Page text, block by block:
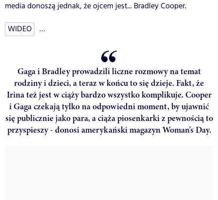
media donoszą jednak, że ojcem jest... Bradley Cooper.
WIDEO …
Gaga i Bradley prowadzili liczne rozmowy na temat
rodziny i dzieci, a teraz w końcu to się dzieje. Fakt, że
Irina też jest w ciąży bardzo wszystko komplikuje. Cooper
i Gaga czekają tylko na odpowiedni moment, by ujawnić
się publicznie jako para, a ciąża piosenkarki z pewnością to
przyspieszy - donosi amerykański magazyn Woman's Day.